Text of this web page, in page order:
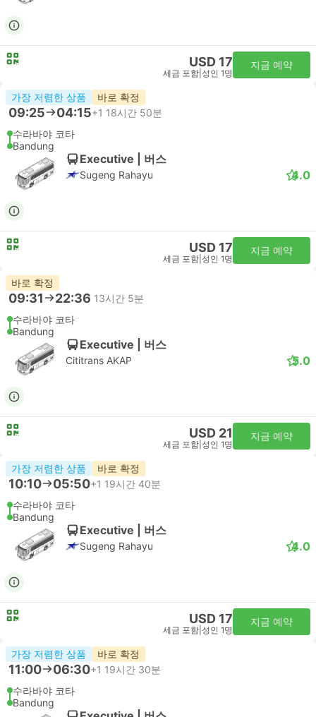
USD 17
세금 포함 성인 1명
지금 예약
가장 저렴한 상품 바로 확정
09:25 04:15+1 18시간 50분
수라바야 코타
Bandung
Executive | 버스
Sugeng Rahayu 4.0
USD 17
세금 포함 성인 1명
지금 예약
바로 확정
09:31 22:36 13시간 5분
수라바야 코타
Bandung
Executive | 버스
Cititrans AKAP 5.0
USD 21
세금 포함 성인 1명
지금 예약
가장 저렴한 상품 바로 확정
10:10 05:50+1 19시간 40분
수라바야 코타
Bandung
Executive | 버스
Sugeng Rahayu 4.0
USD 17
세금 포함 성인 1명
지금 예약
가장 저렴한 상품 바로 확정
11:00 06:30+1 19시간 30분
수라바야 코타
Bandung